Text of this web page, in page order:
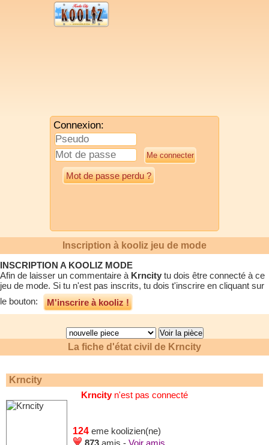
Connexion:
Mot de passe perdu ?
Inscription à kooliz jeu de mode
INSCRIPTION A KOOLIZ MODE
Afin de laisser un commentaire à Krncity tu dois être connecté à ce
jeu de mode. Si tu n'est pas inscrits, tu dois t'inscrire en cliquant sur
le bouton:
M'inscrire à kooliz !
La fiche d'état civil de Krncity
Krncity
Krncityn'est pas connecté
124 eme koolizien(ne)
873 amis - Voir amis